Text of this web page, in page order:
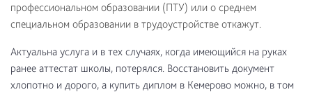
профессиональном образовании (ПТУ) или о среднем
специальном образовании в трудоустройстве откажут.
Актуальна услуга и в тех случаях, когда имеющийся на руках
ранее аттестат школы, потерялся. Восстановить документ
хлопотно и дорого, а купить диплом в Кемерово можно, в том